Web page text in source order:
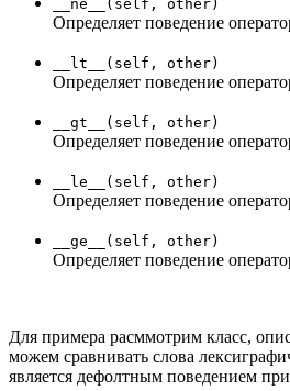
__ne__(self, other)
Определяет поведение
__lt__(self, other)
Определяет поведение
__gt__(self, other)
Определяет поведение
__le__(self, other)
Определяет поведение
__ge__(self, other)
Определяет поведение
Для примера расммотрим класс,
можем сравнивать слова
является дефолтным поведением